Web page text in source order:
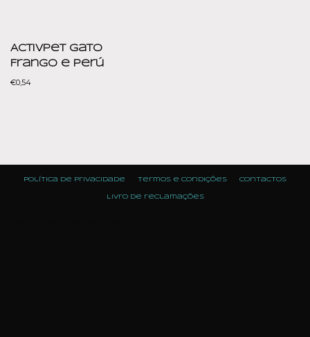
ActivPet Gato
Frango e Perú
€0,54
Política de Privacidade Termos e condições Contactos
Livro de reclamações